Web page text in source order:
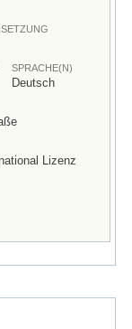
SPRACHE(N)
Deutsch
Lizenz